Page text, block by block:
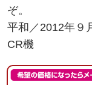
ぞ。
平和／2012年９
CR機